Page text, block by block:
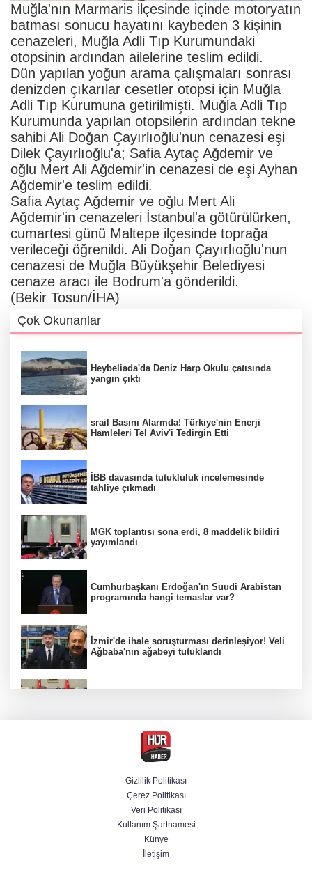
Muğla'nın Marmaris ilçesinde içinde motoryatın
batması sonucu hayatını kaybeden 3 kişinin
cenazeleri, Muğla Adli Tıp Kurumundaki
otopsinin ardından ailelerine teslim edildi.
Dün yapılan yoğun arama çalışmaları sonrası
denizden çıkarılar cesetler otopsi için Muğla
Adli Tıp Kurumuna getirilmişti. Muğla Adli Tıp
Kurumunda yapılan otopsilerin ardından tekne
sahibi Ali Doğan Çayırlıoğlu'nun cenazesi eşi
Dilek Çayırlıoğlu'a; Safia Aytaç Ağdemir ve
oğlu Mert Ali Ağdemir'in cenazesi de eşi Ayhan
Ağdemir'e teslim edildi.
Safia Aytaç Ağdemir ve oğlu Mert Ali
Ağdemir'in cenazeleri İstanbul'a götürülürken,
cumartesi günü Maltepe ilçesinde toprağa
verileceği öğrenildi. Ali Doğan Çayırlıoğlu'nun
cenazesi de Muğla Büyükşehir Belediyesi
cenaze aracı ile Bodrum'a gönderildi.
(Bekir Tosun/İHA)
Çok Okunanlar
Heybeliada'da Deniz Harp Okulu çatısında
yangın çıktı
srail Basını Alarmda! Türkiye'nin Enerji
Hamleleri Tel Aviv'i Tedirgin Etti
İBB davasında tutukluluk incelemesinde
tahliye çıkmadı
MGK toplantısı sona erdi, 8 maddelik bildiri
yayımlandı
Cumhurbaşkanı Erdoğan'ın Suudi Arabistan
programında hangi temaslar var?
İzmir'de ihale soruşturması derinleşiyor! Veli
Ağbaba'nın ağabeyi tutuklandı
Ünlülerden AHBAP'a 14 milyon TL'yi aşan
bağış! MASAK tek tek inceledi
İletişim Başkanlığından "Milli Dayanışma"
Bir böcek ilacı faciası daha! Çanakkale'den
Gizlilik Politikası
Çerez Politikası
Veri Politikası
Kullanım Şartnamesi
Künye
İletişim